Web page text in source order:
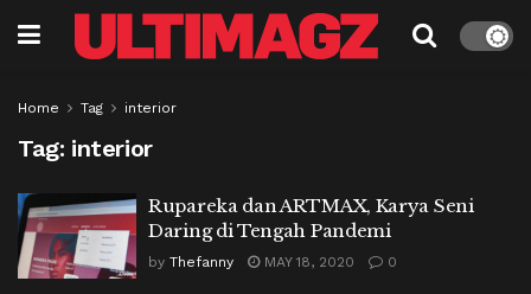
Home Tag interior
Tag: interior
Rupareka dan ARTMAX, Karya Seni
Daring di Tengah Pandemi
by Thefanny MAY 18, 2020 0